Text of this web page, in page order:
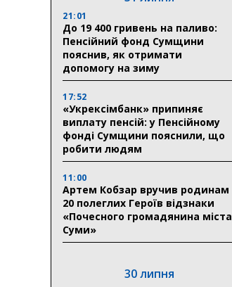
21:01
До 19 400 гривень на паливо:
Пенсійний фонд Сумщини
пояснив, як отримати
допомогу на зиму
17:52
«Укрексімбанк» припиняє
виплату пенсій: у Пенсійному
фонді Сумщини пояснили, що
робити людям
11:00
Артем Кобзар вручив родинам
20 полеглих Героїв відзнаки
«Почесного громадянина міста
Суми»
30 липня